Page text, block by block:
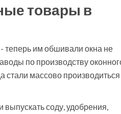
товары в
теперь им обшивали окна не
по производству
стали массово
соду, удобрения,